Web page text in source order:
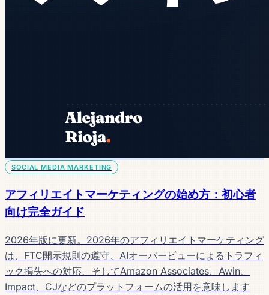
SOCIAL MEDIA MARKETING
アフィリエイトマーケティングの始め方：初心者
向け完全ガイド
2026年版に更新。2026年のアフィリエイトマーケティング
は、FTC開示規則の遵守、AIオーバービューによるトラフィ
ック損失への対応、そしてAmazon Associates、Awin、
Impact、CJなどのプラットフォームの活用を意味します